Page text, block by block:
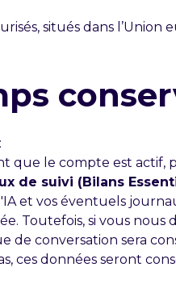
situés dans
que le compte est actif,
de suivi (Bilans
et vos éventuels
Toutefois, si vous
de conversation sera
ces données seront